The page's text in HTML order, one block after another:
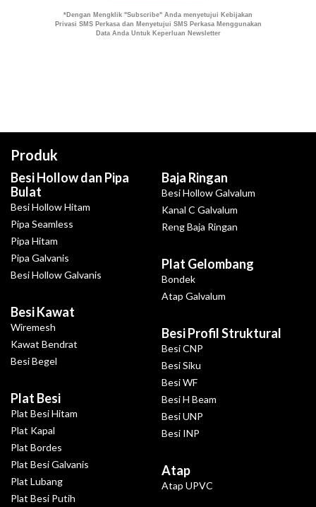
Produk
Besi Hollow dan Pipa
Bulat
Besi Hollow Hitam
Pipa Seamless
Pipa Hitam
Pipa Galvanis
Besi Hollow Galvanis
Besi Kawat
Wiremesh
Kawat Bendrat
Besi Begel
Plat Besi
Plat Besi Hitam
Plat Kapal
Plat Bordes
Plat Besi Galvanis
Plat Lubang
Plat Besi Putih
Baja Ringan
Besi Hollow Galvalum
Kanal C Galvalum
Reng Baja Ringan
Plat Gelombang
Bondek
Atap Galvalum
Besi Profil Struktural
Besi CNP
Besi Siku
Besi WF
Besi H Beam
Besi UNP
Besi INP
Atap
Atap UPVC